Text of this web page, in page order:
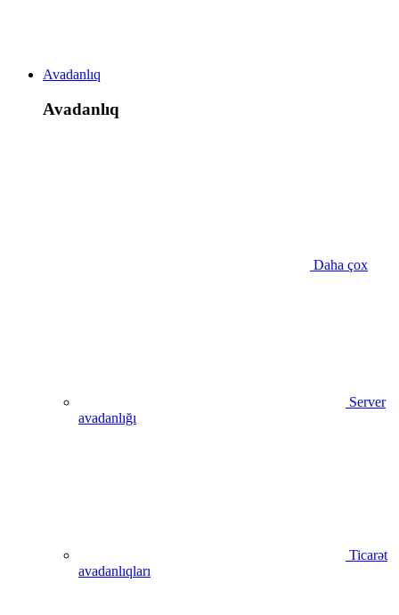
Avadanlıq
Avadanlıq
Daha çox
Server
avadanlığı
Ticarət
avadanlıqları